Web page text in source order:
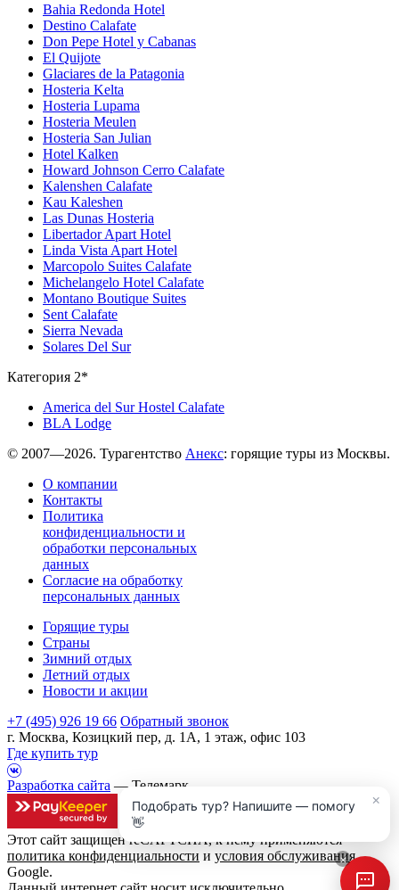
Bahia Redonda Hotel
Destino Calafate
Don Pepe Hotel y Cabanas
El Quijote
Glaciares de la Patagonia
Hosteria Kelta
Hosteria Lupama
Hosteria Meulen
Hosteria San Julian
Hotel Kalken
Howard Johnson Cerro Calafate
Kalenshen Calafate
Kau Kaleshen
Las Dunas Hosteria
Libertador Apart Hotel
Linda Vista Apart Hotel
Marcopolo Suites Calafate
Michelangelo Hotel Calafate
Montano Boutique Suites
Sent Calafate
Sierra Nevada
Solares Del Sur
Категория 2*
America del Sur Hostel Calafate
BLA Lodge
© 2007—2026. Турагентство Анекс: горящие туры из Москвы.
О компании
Контакты
Политика
конфиденциальности и
обработки персональных
данных
Согласие на обработку
персональных данных
Горящие туры
Страны
Зимний отдых
Летний отдых
Новости и акции
+7 (495) 926 19 66 Обратный звонок
г. Москва, Козицкий пер, д. 1А, 1 этаж, офис 103
Где купить тур
Разработка сайта — Телемарк
Этот сайт защищен reCAPTCHA, к нему применяются
политика конфиденциальности и условия обслуживания
Google.
×
Подобрать тур? Напишите — помогу
👋
×